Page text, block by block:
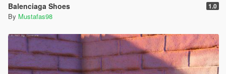
Balenciaga Shoes 1.0
By Mustafas98